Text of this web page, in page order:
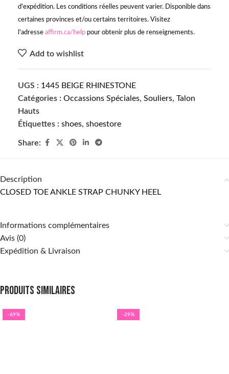
d'expédition. Les conditions réelles peuvent varier. Disponible dans
certaines provinces et/ou certains territoires. Visitez
l'adresse affirm.ca/help pour obtenir plus de renseignements.
Add to wishlist
UGS : 1445 BEIGE RHINESTONE
Catégories : Occassions Spéciales, Souliers, Talon
Hauts
Étiquettes : shoes, shoestore
Share:
Description
CLOSED TOE ANKLE STRAP CHUNKY HEEL
Informations complémentaires
Avis (0)
Expédition & Livraison
Produits similaires
-69% -29%